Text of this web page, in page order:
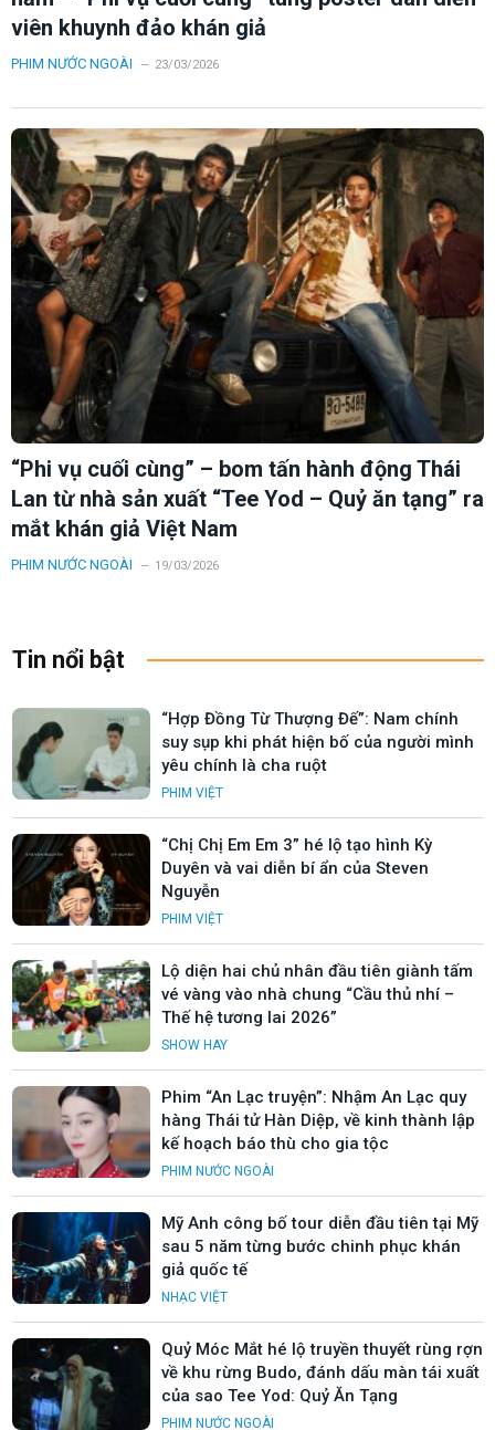
viên khuynh đảo khán giả
PHIM NƯỚC NGOÀI 23/03/2026
“Phi vụ cuối cùng” – bom tấn hành động Thái
Lan từ nhà sản xuất “Tee Yod – Quỷ ăn tạng” ra
mắt khán giả Việt Nam
PHIM NƯỚC NGOÀI 19/03/2026
Tin nổi bật
“Hợp Đồng Từ Thượng Đế”: Nam chính
suy sụp khi phát hiện bố của người mình
yêu chính là cha ruột
PHIM VIỆT
“Chị Chị Em Em 3” hé lộ tạo hình Kỳ
Duyên và vai diễn bí ẩn của Steven
Nguyễn
PHIM VIỆT
Lộ diện hai chủ nhân đầu tiên giành tấm
vé vàng vào nhà chung “Cầu thủ nhí –
Thế hệ tương lai 2026”
SHOW HAY
Phim “An Lạc truyện”: Nhậm An Lạc quy
hàng Thái tử Hàn Diệp, về kinh thành lập
kế hoạch báo thù cho gia tộc
PHIM NƯỚC NGOÀI
Mỹ Anh công bố tour diễn đầu tiên tại Mỹ
sau 5 năm từng bước chinh phục khán
giả quốc tế
NHẠC VIỆT
Quỷ Móc Mắt hé lộ truyền thuyết rùng rợn
về khu rừng Budo, đánh dấu màn tái xuất
của sao Tee Yod: Quỷ Ăn Tạng
PHIM NƯỚC NGOÀI